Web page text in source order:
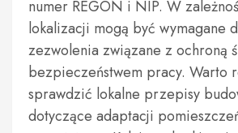
numer REGON i NIP. W
lokalizacji mogą być wymagane
zezwolenia związane z ochroną
bezpieczeństwem pracy. Warto
sprawdzić lokalne przepisy
dotyczące adaptacji